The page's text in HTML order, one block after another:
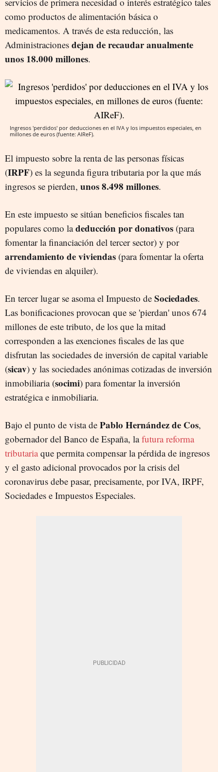
como productos de alimentación básica o
medicamentos. A través de esta reducción, las
Administraciones dejan de recaudar anualmente
unos 18.000 millones.
Ingresos 'perdidos' por deducciones en el IVA y los impuestos especiales, en
millones de euros (fuente: AIReF).
El impuesto sobre la renta de las personas físicas
(IRPF) es la segunda figura tributaria por la que más
ingresos se pierden, unos 8.498 millones.
En este impuesto se sitúan beneficios fiscales tan
populares como ladeducción por donativos (para
fomentar la financiación del tercer sector) y por
arrendamiento de viviendas (para fomentar la oferta
de viviendas en alquiler).
En tercer lugar se asoma el Impuesto de Sociedades.
Las bonificaciones provocan que se 'pierdan' unos 674
millones de este tributo, de los que la mitad
corresponden a las exenciones fiscales de las que
disfrutan las sociedades de inversión de capital variable
(sicav) y las sociedades anónimas cotizadas de inversión
inmobiliaria (socimi) para fomentar la inversión
estratégica e inmobiliaria.
Bajo el punto de vista de Pablo Hernández de Cos,
gobernador del Banco de España, lafutura reforma
tributariaque permita compensar la pérdida de ingresos
y el gasto adicional provocados por la crisis del
coronavirus debe pasar, precisamente, por IVA, IRPF,
Sociedades e Impuestos Especiales.